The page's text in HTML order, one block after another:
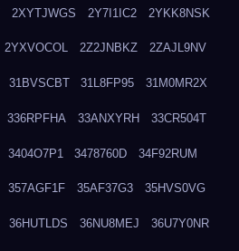
2XYTJWGS 2Y7I1IC2 2YKK8NSK
2YXVOCOL 2Z2JNBKZ 2ZAJL9NV
31BVSCBT 31L8FP95 31M0MR2X
336RPFHA 33ANXYRH 33CR504T
3404O7P1 3478760D 34F92RUM
357AGF1F 35AF37G3 35HVS0VG
36HUTLDS 36NU8MEJ 36U7Y0NR